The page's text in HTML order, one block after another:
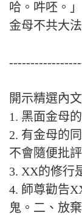
哈。吽呸。
金母不共大
開示精選內
1. 黑面金母
2. 有金母的
不會隨便批
3. XX的修行
4. 師尊勸告
鬼。二、放